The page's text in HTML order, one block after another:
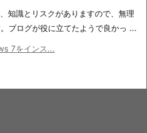
知識とリスクがありますので、無理
ブログが役に立てたようで良かっ ...
7をインス...